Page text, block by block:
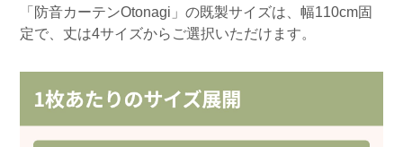
「防音カーテンOtonagi」の既製サイズは、幅110cm固
定で、丈は4サイズからご選択いただけます。